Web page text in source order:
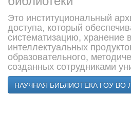
Это институциональный
доступа, который
систематизацию, хранение
интеллектуальных
образовательного,
созданных сотрудниками
НАУЧНАЯ БИБЛИОТЕКА ГОУ ВО